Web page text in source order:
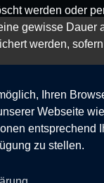
werden oder
gewisse Dauer
werden,
Ihren
Webseite
entsprechend
zu stellen.